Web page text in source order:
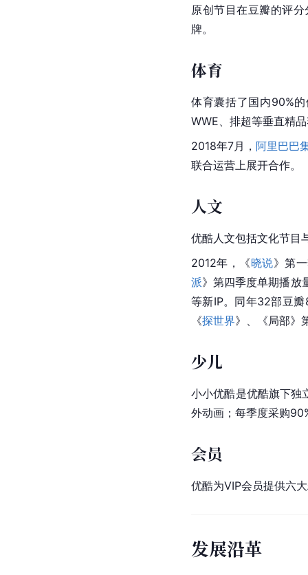
原创节目在豆瓣的评
牌。
体育
体育囊括了国内90%
WWE
排超等垂直精
2018年7月， 阿里巴巴
联合运营上展开合作。
人文
优酷人文包括文化节目
2012年，《晓说》第
派》第四季度单期播放
等新IP。同年32部豆
《探世界》、《局部》
少儿
小小优酷是优酷旗下独
外动画；每季度采购
会员
优酷为VIP会员提供六
发展沿革